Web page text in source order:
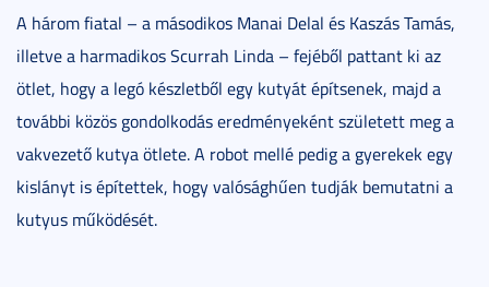
A három fiatal – a másodikos Manai Delal és Kaszás Tamás,
illetve a harmadikos Scurrah Linda – fejéből pattant ki az
ötlet, hogy a legó készletből egy kutyát építsenek, majd a
további közös gondolkodás eredményeként született meg a
vakvezető kutya ötlete. A robot mellé pedig a gyerekek egy
kislányt is építettek, hogy valósághűen tudják bemutatni a
kutyus működését.